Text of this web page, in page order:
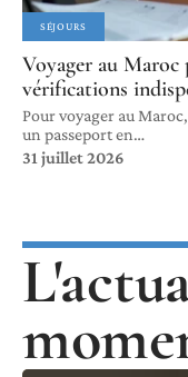
SÉJOURS
Voyager au
vérifications
Pour voyager au
un passeport en…
31 juillet 2026